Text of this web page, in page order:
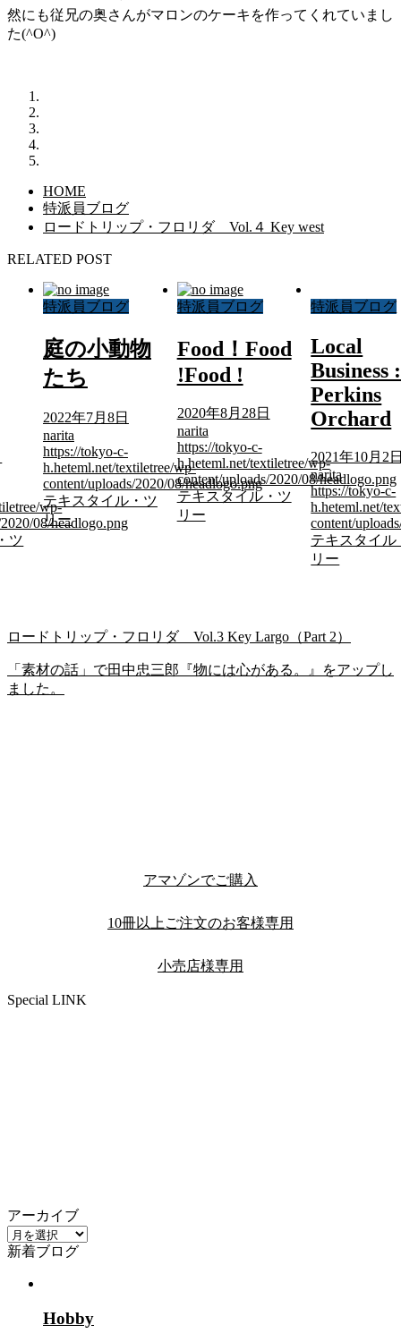
然にも従兄の奥さんがマロンのケーキを作ってくれていまし
た(^O^)
HOME
特派員ブログ
ロードトリップ・フロリダ Vol.４ Key west
RELATED POST
wp-
08/headlogo.png
ツ
特派員ブログ
庭の小動物
たち
2022年7月8日
narita
https://tokyo-c-
h.heteml.net/textiletree/wp-
content/uploads/2020/08/headlogo.png
テキスタイル・ツ
リー
特派員ブログ
Food！Food
!Food !
2020年8月28日
narita
https://tokyo-c-
h.heteml.net/textiletree/wp-
content/uploads/2020/08/headlogo.png
テキスタイル・ツ
リー
特派員ブログ
Local
Business :
Perkins
Orchard
2021年10月2
narita
https://tokyo-c-
h.heteml.net/
content/
テキスタイル
リー
ロードトリップ・フロリダ Vol.3 Key Largo（Part 2）
「素材の話」で田中忠三郎『物には心がある。』をアップし
ました。
アマゾンでご購入
10冊以上ご注文のお客様専用
小売店様専用
Special LINK
アーカイブ
ア
ー
新着ブログ
Hobby